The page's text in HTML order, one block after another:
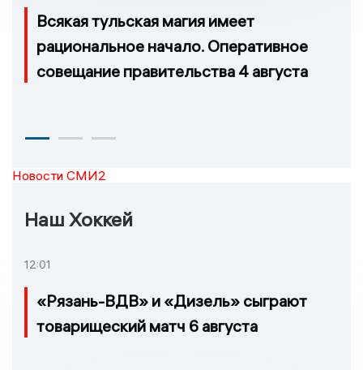
Всякая тульская магия имеет
рациональное начало. Оперативное
совещание правительства 4 августа
Новости СМИ2
Наш Хоккей
12:01
«Рязань-ВДВ» и «Дизель» сыграют
товарищеский матч 6 августа